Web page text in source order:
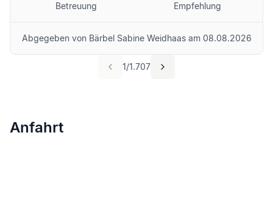
1/1.707
Betreuung Empfehlung
Abgegeben von Bärbel Sabine Weidhaasam 08.08.2026
Anfahrt